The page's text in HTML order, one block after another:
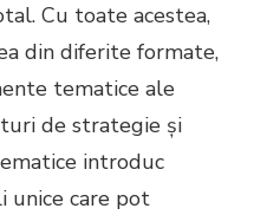
Cu toate acestea,
din diferite formate,
tematice ale
de strategie și
introduc
unice care pot